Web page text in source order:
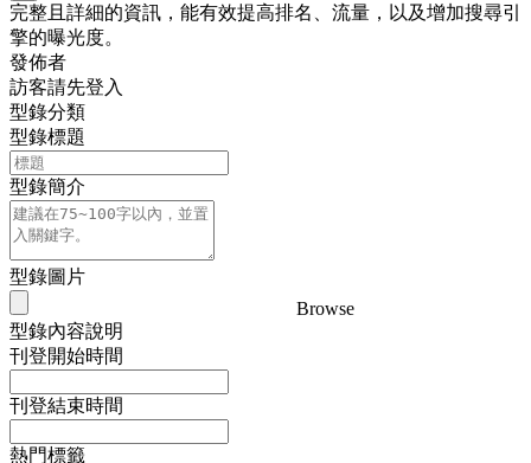
完整且詳細的資訊，能有效提高排名、流量，以及增加搜尋引
擎的曝光度。
發佈者
訪客請先登入
型錄分類
型錄標題
型錄簡介
型錄圖片
Browse
型錄內容說明
刊登開始時間
刊登結束時間
熱門標籤